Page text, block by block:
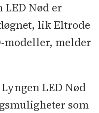
Nød er
lik Eltrode
modeller, melder
LED Nød
som